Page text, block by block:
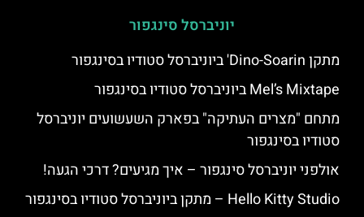
יוניברסל סינגפור
מתקן Dino-Soarin' ביוניברסל סטודיו בסינגפור
Mel’s Mixtape ביוניברסל סטודיו בסינגפור
מתחם "מצרים העתיקה" בפארק השעשועים יוניברסל
סטודיו בסינגפור
אולפני יוניברסל סינגפור – איך מגיעים? דרכי הגעה!
Hello Kitty Studio – מתקן ביוניברסל סטודיו בסינגפור